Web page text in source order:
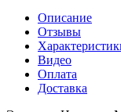
Описание
Отзывы
Видео
Оплата
Доставка